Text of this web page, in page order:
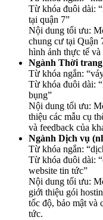
Từ khóa đuôi dài:
tại quận 7”
Nội dung tối ưu:
chung cư tại Quận
hình ảnh thực tế
Ngành Thời
Từ khóa ngắn:
Từ khóa đuôi dài:
bụng”
Nội dung tối ưu:
thiệu các mẫu cụ
và feedback của
Ngành Dịch vụ
Từ khóa ngắn:
Từ khóa đuôi dài:
website tin tức”
Nội dung tối ưu:
giới thiệu gói
tốc độ, bảo mật và
tức.